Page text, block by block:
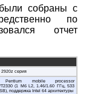
собраны с
по
отчет
2920z серия
Pentium mobile processor
T2330 (1 Mб L2, 1.46/1.60 ГГц, 533
поддержка Intel 64 архитектуры